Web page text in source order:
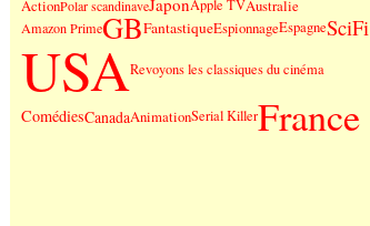
ActionPolar scandinaveJaponApple TVAustralie
Amazon PrimeGBFantastiqueEspionnageEspagneSciFi
USARevoyons les classiques du cinéma
ComédiesCanadaAnimationSerial KillerFrance